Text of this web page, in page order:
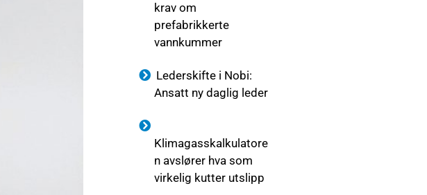
krav om
prefabrikkerte
vannkummer
Lederskifte i Nobi:
Ansatt ny daglig leder
Klimagasskalkulatore
n avslører hva som
virkelig kutter utslipp